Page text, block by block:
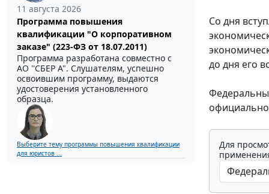
11 августа 2026
Программа повышения
квалификации "О корпоративном
заказе" (223-ФЗ от 18.07.2011)
Программа разработана совместно с
АО ''СБЕР А". Слушателям, успешно
освоившим программу, выдаются
удостоверения установленного
образца.
Выберите тему программы повышения квалификации
для юристов ...
Со дня
до дня его
Для